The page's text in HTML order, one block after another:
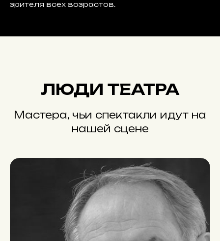
зрителя всех возрастов.
ЛЮДИ ТЕАТРА
Мастера, чьи спектакли идут на
нашей сцене